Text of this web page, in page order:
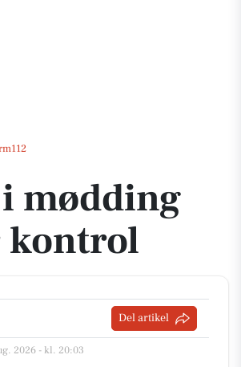
kontrol
mødding
kontrol
Del artikel
2026 - kl. 20:03